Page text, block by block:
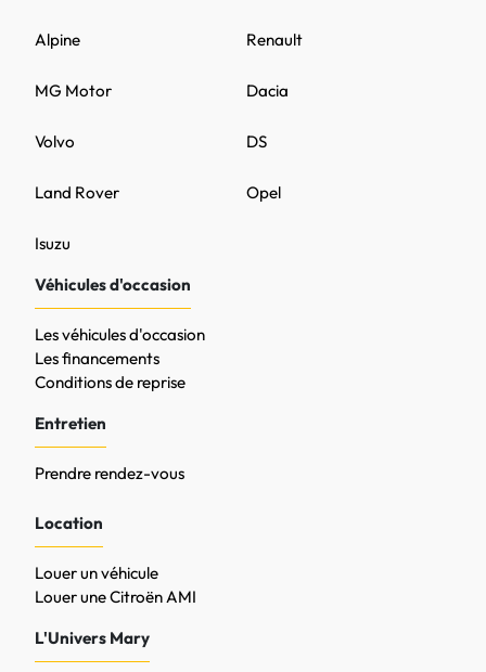
DS
MG Motor
Opel
Volvo
Renault
Land Rover
Dacia
Alpine
Isuzu
Véhicules d'occasion
Les véhicules d'occasion
Les financements
Conditions de reprise
Entretien
Prendre rendez-vous
Location
Louer un véhicule
Louer une Citroën AMI
L'Univers Mary